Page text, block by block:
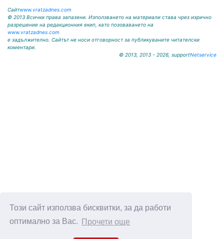
Този сайт използва бисквитки, за да работи
оптимално за Вас.
Прочети още
Сайтwww.vratzadnes.com
© 2013 Всички права запазени. Използването на материали става чрез изрично
разрешение на редакционния екип, като позоваването на
www.vratzadnes.com
е задължително. Сайтът не носи отговорност за публикуваните читателски
коментари.
© 2013, 2013 - 2026, supportNetservice